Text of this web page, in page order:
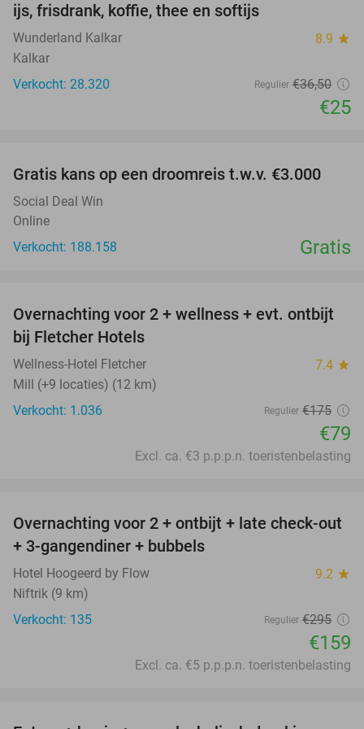
ijs, frisdrank, koffie, thee en softijs
Wunderland Kalkar 8.9 star
Kalkar
Verkocht: 28.320
Regulier €36,50
€25
Gratis kans op een droomreis t.w.v. €3.000
Social Deal Win
Online
Verkocht: 188.158
Gratis
55%
Overnachting voor 2 + wellness + evt. ontbijt
bij Fletcher Hotels
Wellness-Hotel Fletcher 7.4 star
Mill (+9 locaties) (12 km)
Verkocht: 1.036
Regulier €175
€79
Excl. ca. €3 p.p.p.n. toeristenbelasting
46%
Overnachting voor 2 + ontbijt + late check-out
+ 3-gangendiner + bubbels
Hotel Hoogeerd by Flow 9.2 star
Niftrik (9 km)
Verkocht: 135
Regulier €295
€159
Excl. ca. €5 p.p.p.n. toeristenbelasting